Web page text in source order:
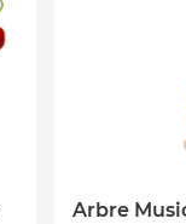
Arbre